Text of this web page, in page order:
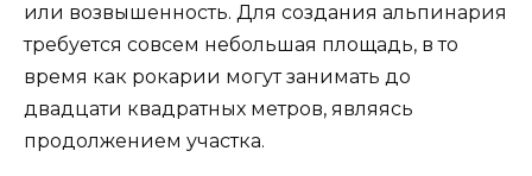
или возвышенность. Для создания альпинария
требуется совсем небольшая площадь, в то
время как рокарии могут занимать до
двадцати квадратных метров, являясь
продолжением участка.